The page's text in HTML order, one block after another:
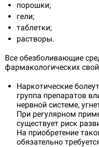
порошки;
гели;
таблетки;
растворы.
Все обезболивающие
фармакологических
Наркотические
группа препаратов
нервной системе,
При регулярном
существует риск
На приобретение
обязательно